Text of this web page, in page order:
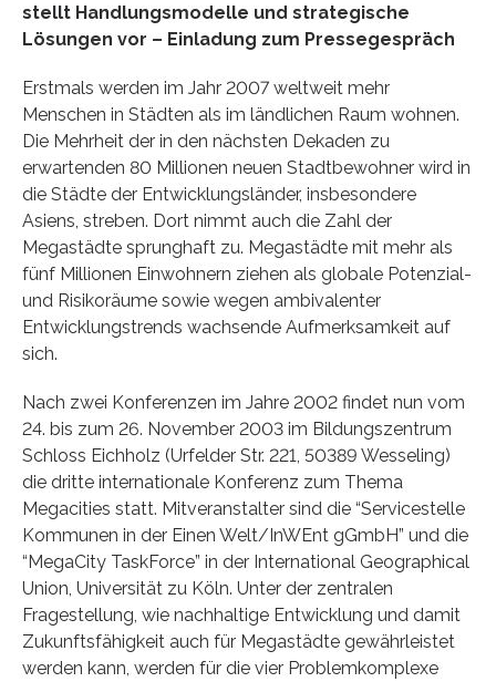
stellt Handlungsmodelle und strategische
Lösungen vor – Einladung zum Pressegespräch
Erstmals werden im Jahr 2007 weltweit mehr
Menschen in Städten als im ländlichen Raum wohnen.
Die Mehrheit der in den nächsten Dekaden zu
erwartenden 80 Millionen neuen Stadtbewohner wird in
die Städte der Entwicklungsländer, insbesondere
Asiens, streben. Dort nimmt auch die Zahl der
Megastädte sprunghaft zu. Megastädte mit mehr als
fünf Millionen Einwohnern ziehen als globale Potenzial-
und Risikoräume sowie wegen ambivalenter
Entwicklungstrends wachsende Aufmerksamkeit auf
sich.
Nach zwei Konferenzen im Jahre 2002 findet nun vom
24. bis zum 26. November 2003 im Bildungszentrum
Schloss Eichholz (Urfelder Str. 221, 50389 Wesseling)
die dritte internationale Konferenz zum Thema
Megacities statt. Mitveranstalter sind die “Servicestelle
Kommunen in der Einen Welt/InWEnt gGmbH” und die
“MegaCity TaskForce” in der International Geographical
Union, Universität zu Köln. Unter der zentralen
Fragestellung, wie nachhaltige Entwicklung und damit
Zukunftsfähigkeit auch für Megastädte gewährleistet
werden kann, werden für die vier Problemkomplexe